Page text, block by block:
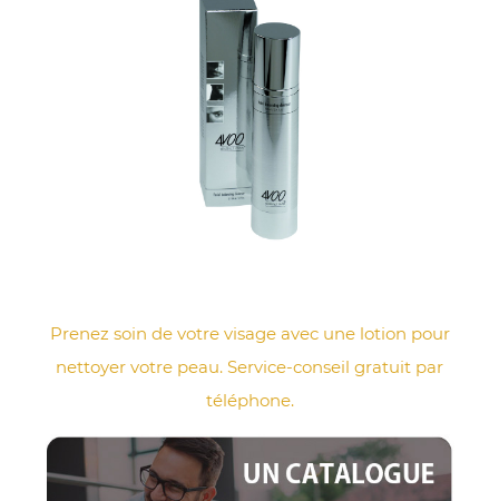
Prenez soin de votre visage avec une lotion pour
nettoyer votre peau. Service-conseil gratuit par
téléphone.